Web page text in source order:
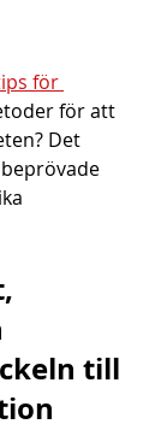
för
för att
Det
till